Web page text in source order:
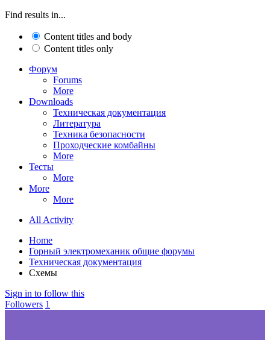
Find results in...
Content titles and body
Content titles only
Форум
Forums
More
Downloads
Техническая документация
Литература
Техника безопасности
Проходческие комбайны
More
Тесты
More
More
More
All Activity
Home
Горный электромеханик общие форумы
Техническая документация
Схемы
Sign in to follow this
Followers 1